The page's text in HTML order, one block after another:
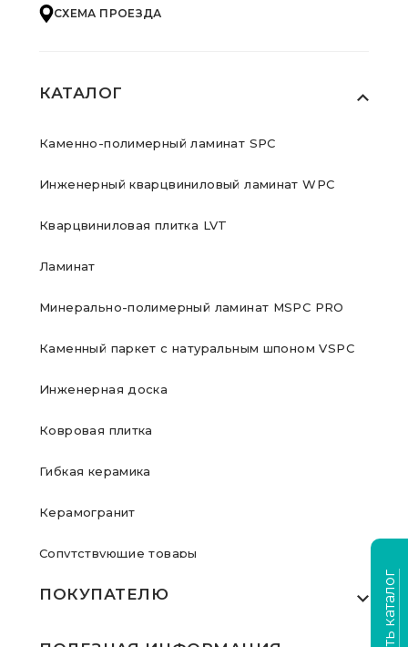
КАТАЛОГ
Каменно-полимерный ламинат SPC
Инженерный кварцвиниловый ламинат WPC
Кварцвиниловая плитка LVT
Ламинат
Минерально-полимерный ламинат MSPC PRO
Каменный паркет с натуральным шпоном VSPC
Инженерная доска
Ковровая плитка
Гибкая керамика
Керамогранит
Сопутствующие товары
ПОКУПАТЕЛЮ
СХЕМА ПРОЕЗДА